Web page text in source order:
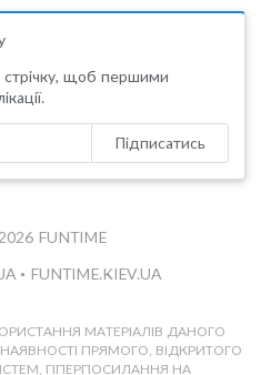
стрічку, щоб першими
Підписатись
FUNTIME
• FUNTIME.KIEV.UA
МАТЕРІАЛІВ ДАНОГО
ПРЯМОГО, ВІДКРИТОГО
ГІПЕРПОСИЛАННЯ НА